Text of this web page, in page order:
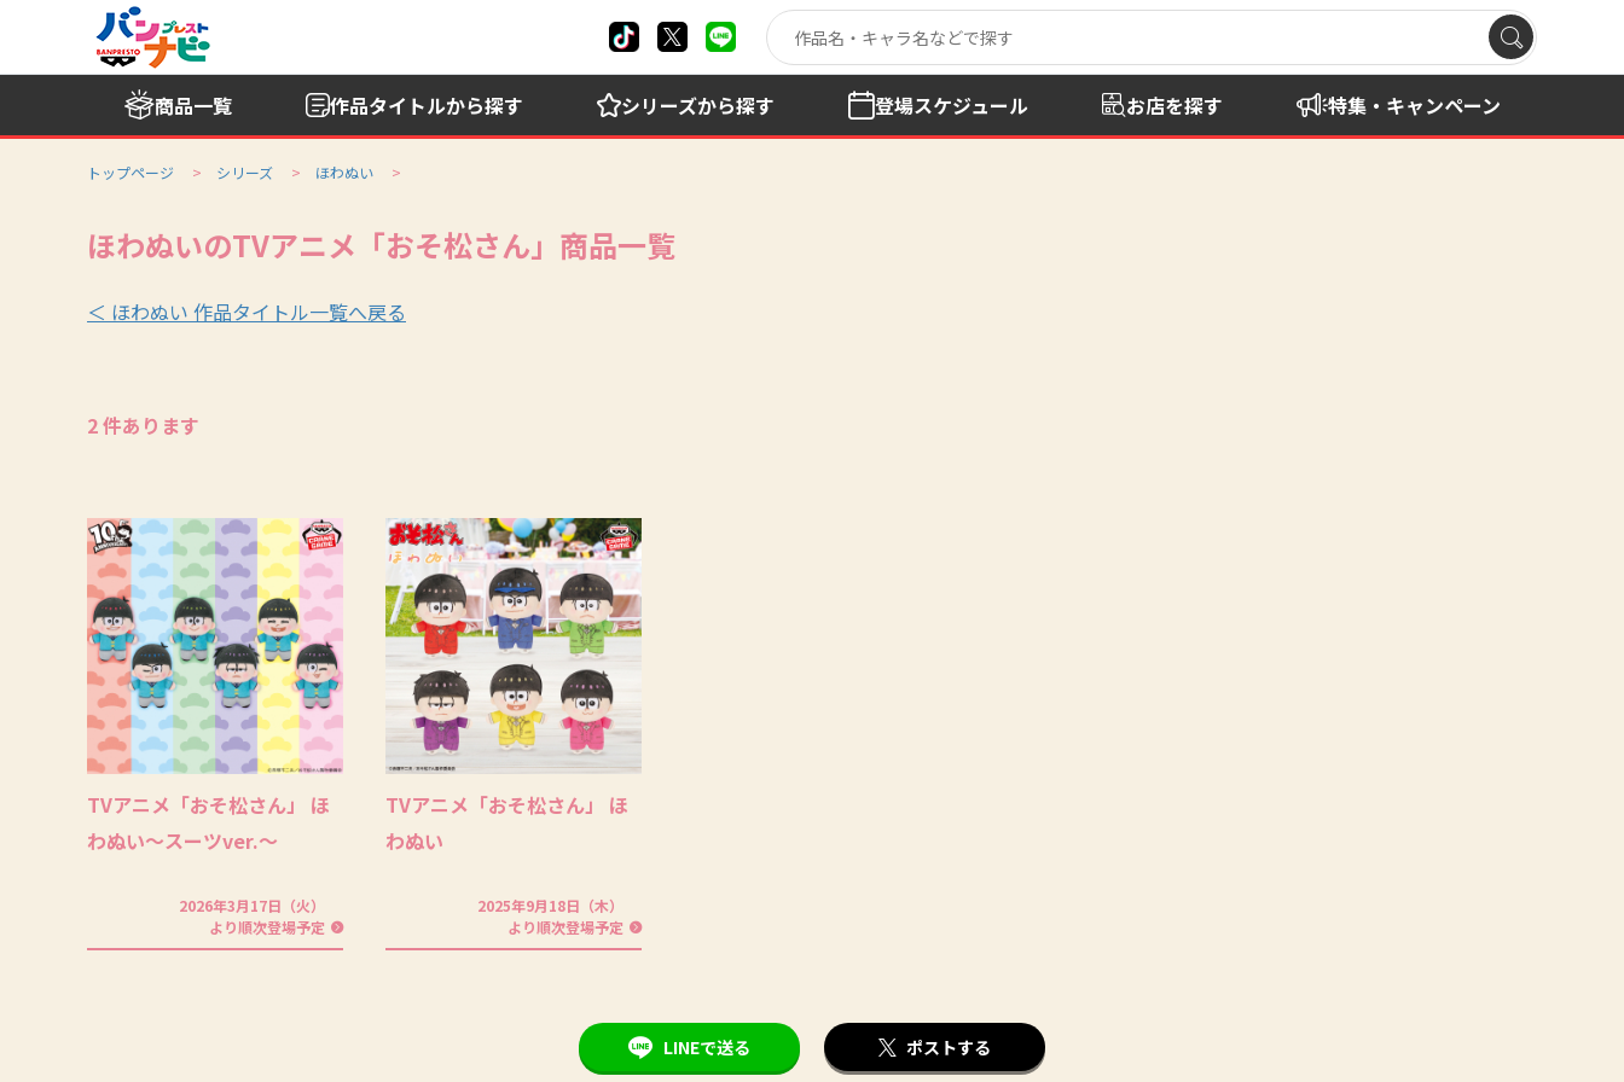
商品一覧 作品タイトルから探す シリーズから探す 登場スケジュール お店を探す 特集・キャンペーン
トップページ シリーズ ほわぬい
ほわぬいのTVアニメ「おそ松さん」商品一覧
＜ ほわぬい 作品タイトル一覧へ戻る
2 件あります
TVアニメ「おそ松さん」 ほ
わぬい～スーツver.～
2026年3月17日（火）
より順次登場予定
TVアニメ「おそ松さん」 ほ
わぬい
2025年9月18日（木）
より順次登場予定
LINEで送る ポストする